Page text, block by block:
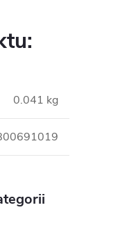
0.041 kg